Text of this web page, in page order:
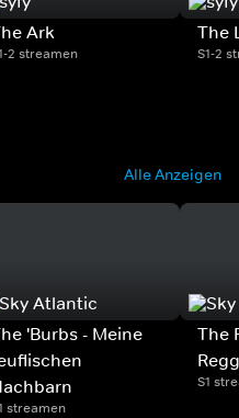
Ark
2 streamen
The
S1-2
Alle Anzeigen
'Burbs - Meine
streamen
The
S1